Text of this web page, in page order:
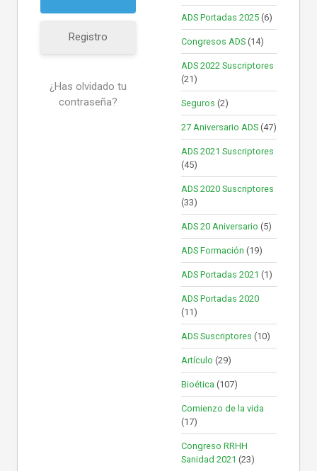
Registro
¿Has olvidado tu
contraseña?
ADS Portadas 2025 (6)
Congresos ADS (14)
ADS 2022 Suscriptores
(21)
Seguros (2)
27 Aniversario ADS (47)
ADS 2021 Suscriptores
(45)
ADS 2020 Suscriptores
(33)
ADS 20 Aniversario (5)
ADS Formación (19)
ADS Portadas 2021 (1)
ADS Portadas 2020
(11)
ADS Suscriptores (10)
Artículo (29)
Bioética (107)
Comienzo de la vida
(17)
Congreso RRHH
Sanidad 2021 (23)